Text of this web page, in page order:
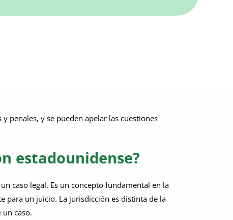
penales, y se pueden apelar las cuestiones
estadounidense?
caso legal. Es un concepto fundamental en la
para un juicio. La jurisdicción es distinta de la
caso.